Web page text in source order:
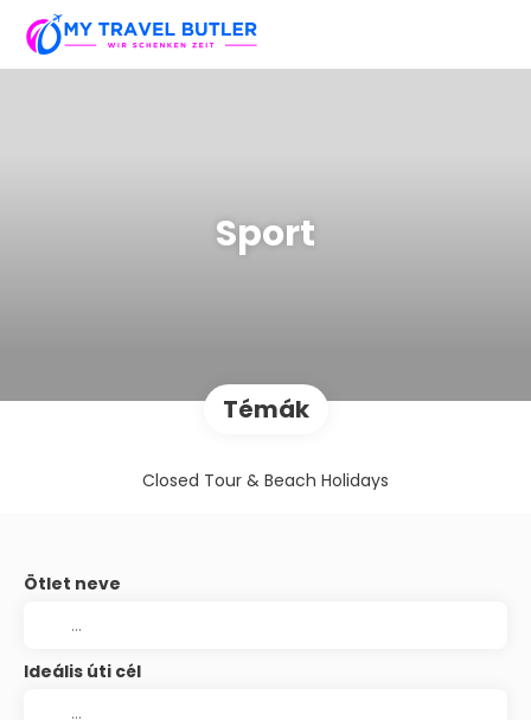
Sport
Témák
Closed Tour & Beach Holidays
Ötlet neve
Ideális úti cél